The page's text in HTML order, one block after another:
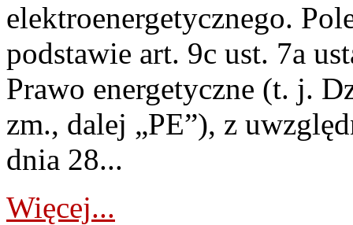
elektroenergetycznego.
podstawie art. 9c ust. 7a
Prawo energetyczne (t. j.
zm., dalej „PE”), z
dnia 28...
Więcej...